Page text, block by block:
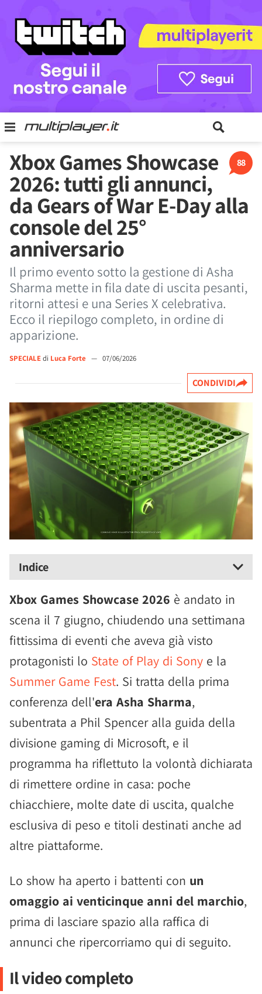
88
Xbox Games Showcase
2026: tutti gli annunci,
da Gears of War E-Day alla
console del 25°
anniversario
Il primo evento sotto la gestione di Asha
Sharma mette in fila date di uscita pesanti,
ritorni attesi e una Series X celebrativa.
Ecco il riepilogo completo, in ordine di
apparizione.
SPECIALEdi Luca Forte — 07/06/2026
CONDIVIDI
Indice
Xbox Games Showcase 2026 è andato in
scena il 7 giugno, chiudendo una settimana
fittissima di eventi che aveva già visto
protagonisti lo State of Play di Sony e la
Summer Game Fest. Si tratta della prima
conferenza dell'era Asha Sharma,
subentrata a Phil Spencer alla guida della
divisione gaming di Microsoft, e il
programma ha riflettuto la volontà dichiarata
di rimettere ordine in casa: poche
chiacchiere, molte date di uscita, qualche
esclusiva di peso e titoli destinati anche ad
altre piattaforme.
Lo show ha aperto i battenti con un
omaggio ai venticinque anni del marchio,
prima di lasciare spazio alla raffica di
annunci che ripercorriamo qui di seguito.
Il video completo